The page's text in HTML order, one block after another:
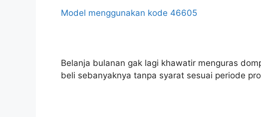
Model menggunakan kode 46605
Belanja bulanan gak lagi khawatir menguras
beli sebanyaknya tanpa syarat sesuai periode